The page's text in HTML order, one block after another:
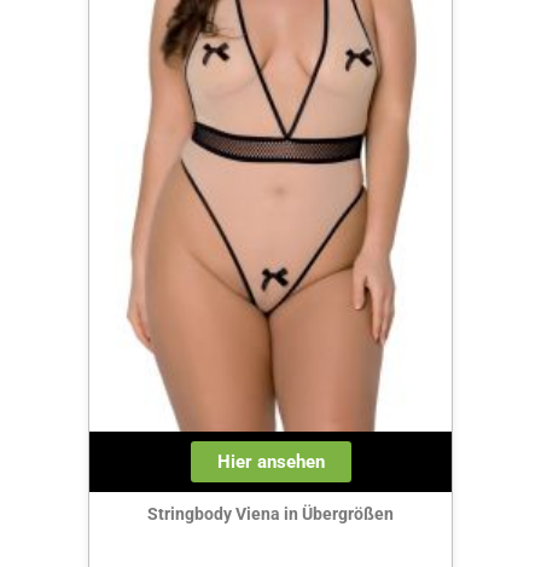
Hier ansehen
Stringbody Viena in Übergrößen